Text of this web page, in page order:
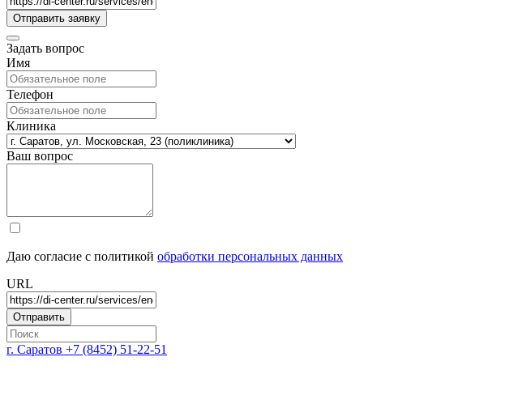
Задать вопрос
Имя
Телефон
Клиника
Ваш вопрос
Даю согласие с политикой обработки персональных данных
URL
г. Саратов +7 (8452) 51-22-51